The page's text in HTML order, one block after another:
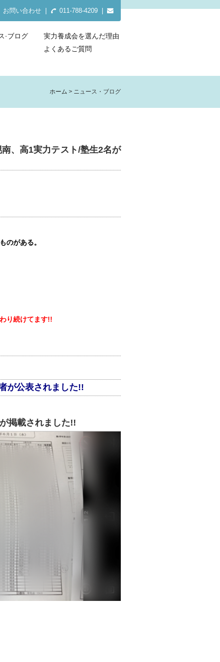
お問い合わせ 011-788-4209 |
·ブログ
実力養成会を選んだ理由
よくあるご質問
ホーム ニュース・ブログ
高1実力テスト/塾生2名が
のがある。
り続けてます!!
が公表されました!!
掲載されました!!